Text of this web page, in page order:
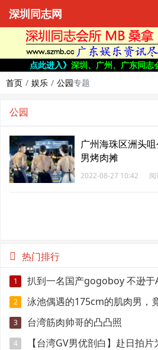
深圳同志网
点此进入》 深圳、广州、广东同志
首页
娱乐 公园专题
公园
广州海珠区洲头
男烤肉摊
2022-08-27 10:42 阅
热门排行
1 扒到一名国产gogoboy 不逊于
2 泳池偶遇的175cm的肌肉男，
3 台湾筋肉帅哥的凸凸照
4
【台湾GV男优剖白】赴日拍